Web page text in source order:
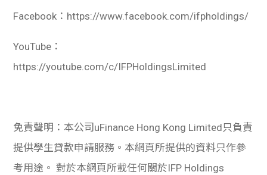
Facebook：https://www.facebook.com/ifpholdings/
YouTube：
https://youtube.com/c/IFPHoldingsLimited
免責聲明：本公司uFinance Hong Kong Limited只負責
提供學生貸款申請服務。本網頁所提供的資料只作參
考用途。 對於本網頁所載任何關於IFP Holdings